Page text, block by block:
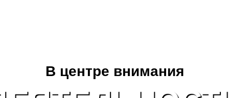
В центре внимания